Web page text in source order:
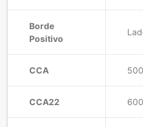
Borde
Positivo
CCA
CCA22